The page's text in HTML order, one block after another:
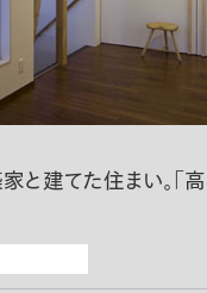
と建てた住まい。